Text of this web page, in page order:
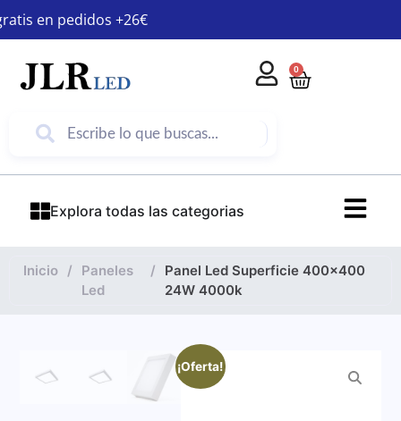
en pedidos +26€
0
Explora todas las categorias
Inicio /
Paneles
Led
/
Panel Led Superficie 400×400
24W 4000k
¡Oferta!